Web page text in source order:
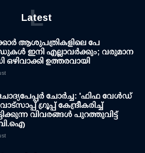
Latest
L
ആശുപത്രികളിലെ പേ
ഇനി എല്ലാവര്‍ക്കും; വരുമാന
ഒഴിവാക്കി ഉത്തരവായി
ചോദ്യപേപ്പര്‍ ചോര്‍ച്ച: 'ഫിഫ വേള്‍ഡ്
ഗ്രൂപ്പ് കേന്ദ്രീകരിച്ച്
വിവരങ്ങള്‍ പുറത്തുവിട്ട്